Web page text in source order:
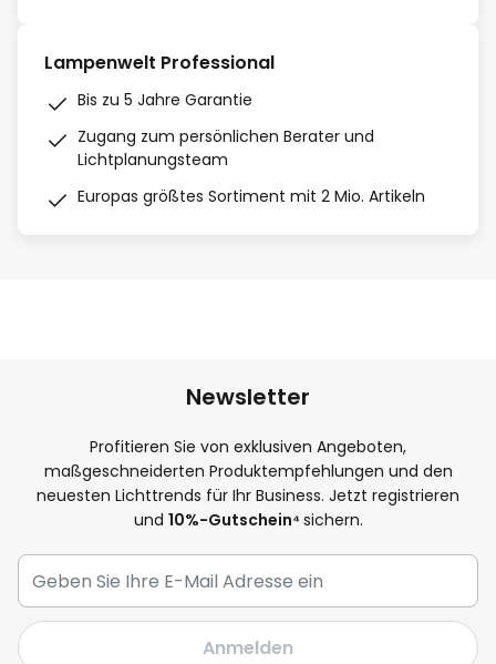
Lampenwelt Professional
Bis zu 5 Jahre Garantie
Zugang zum persönlichen Berater und
Lichtplanungsteam
Europas größtes Sortiment mit 2 Mio. Artikeln
Newsletter
Profitieren Sie von exklusiven Angeboten,
maßgeschneiderten Produktempfehlungen und den
neuesten Lichttrends für Ihr Business. Jetzt registrieren
und 10%-Gutschein⁴ sichern.
Anmelden